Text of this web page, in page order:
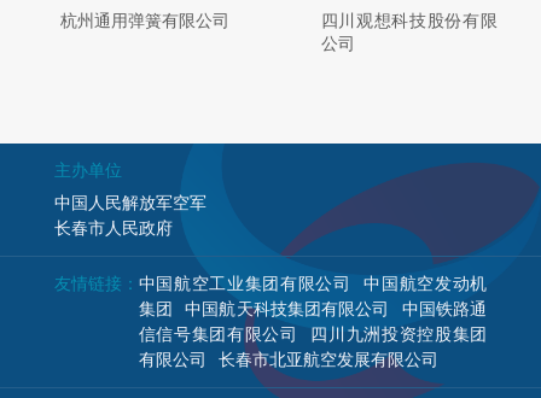
杭州通用弹簧有限公司
四川观想科技股份有限
公司
主办单位
中国人民解放军空军
长春市人民政府
友情链接： 中国航空工业集团有限公司
中国航空发动机
集团
中国航天科技集团有限公司
中国铁路通
信信号集团有限公司
四川九洲投资控股集团
有限公司
长春市北亚航空发展有限公司